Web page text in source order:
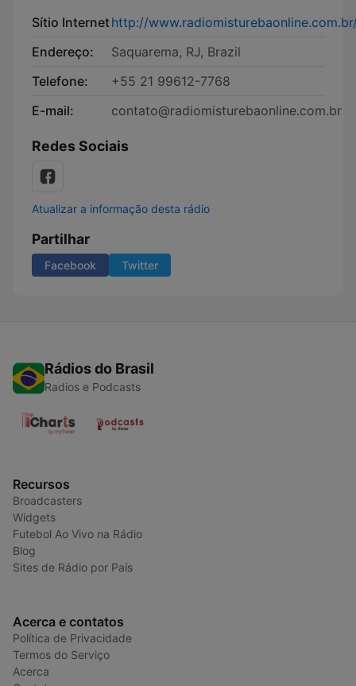
Sítio Internethttp://
Endereço:
Saquarema, RJ, Brazil
Telefone:
+55 21 99612-7768
E-mail:
contato@radiomisturebaonline.com.br
Redes Sociais
Atualizar a informação desta rádio
Partilhar
Facebook Twitter
Rádios do Brasil
Radios e Podcasts
Recursos
Broadcasters
Widgets
Futebol Ao Vivo na Rádio
Blog
Sites de Rádio por País
Acerca e contatos
Política de Privacidade
Termos do Serviço
Acerca